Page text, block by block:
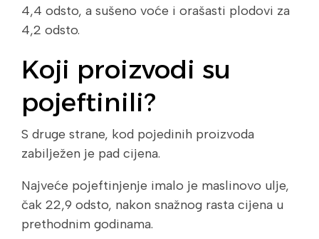
4,4 odsto, a sušeno voće i orašasti plodovi za
4,2 odsto.
Koji proizvodi su
pojeftinili?
S druge strane, kod pojedinih proizvoda
zabilježen je pad cijena.
Najveće pojeftinjenje imalo je maslinovo ulje,
čak 22,9 odsto, nakon snažnog rasta cijena u
prethodnim godinama.